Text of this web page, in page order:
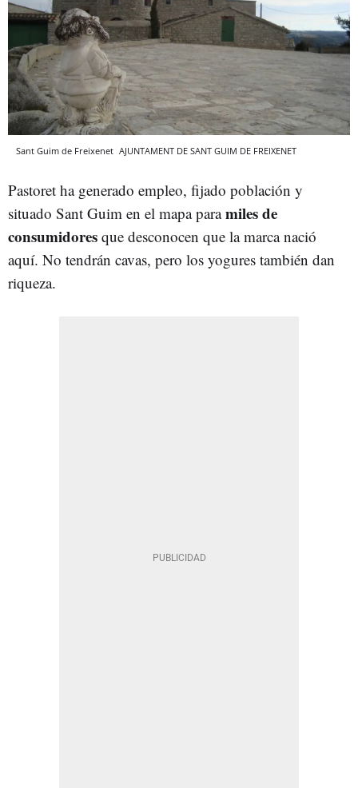
Sant Guim de Freixenet AJUNTAMENT DE SANT GUIM DE FREIXENET
Pastoret ha generado empleo, fijado población y
situado Sant Guim en el mapa paramiles de
consumidores que desconocen que la marca nació
aquí. No tendrán cavas, pero los yogures también dan
riqueza.